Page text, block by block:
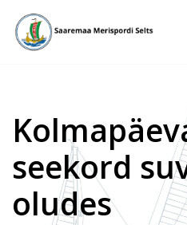
Skip
seekord
oludes